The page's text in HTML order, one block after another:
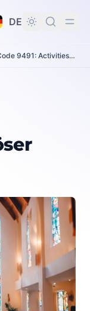
DE
CAEN Code 9491: Activities of religious organisations
Organisationen